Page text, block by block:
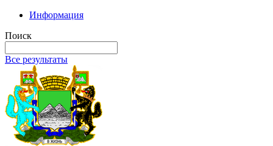
Информация
Поиск
Все результаты